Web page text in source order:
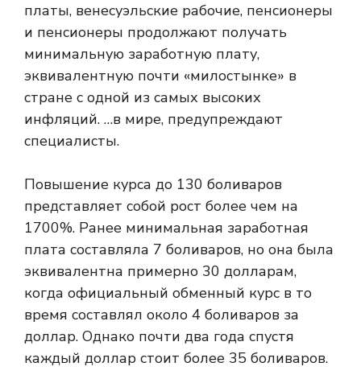
платы, венесуэльские рабочие, пенсионеры
и пенсионеры продолжают получать
минимальную заработную плату,
эквивалентную почти «милостынке» в
стране с одной из самых высоких
инфляций. …в мире, предупреждают
специалисты.
Повышение курса до 130 боливаров
представляет собой рост более чем на
1700%. Ранее минимальная заработная
плата составляла 7 боливаров, но она была
эквивалентна примерно 30 долларам,
когда официальный обменный курс в то
время составлял около 4 боливаров за
доллар. Однако почти два года спустя
каждый доллар стоит более 35 боливаров.